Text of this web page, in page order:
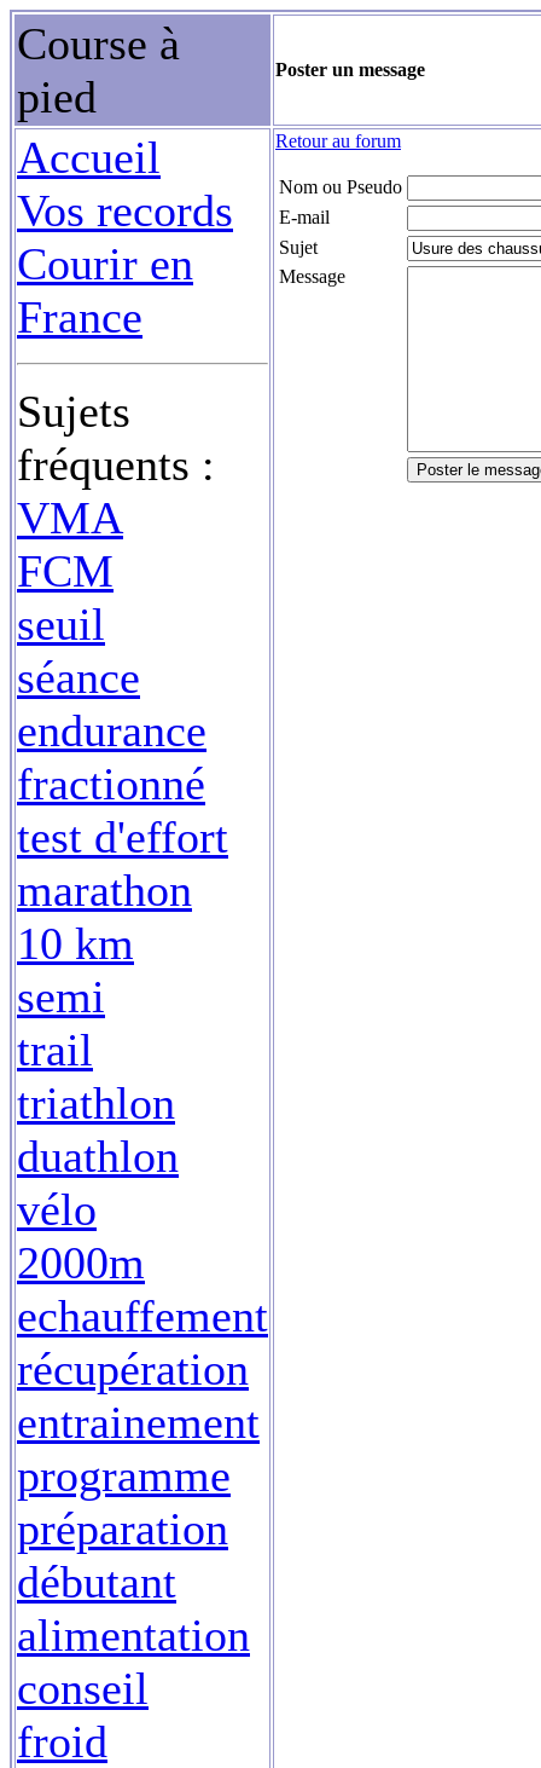
Course à
pied
Poster un message
Accueil
Vos records
Courir en
France
Sujets
fréquents :
VMA
FCM
seuil
séance
endurance
fractionné
test d'effort
marathon
10 km
semi
trail
triathlon
duathlon
vélo
2000m
echauffement
récupération
entrainement
programme
préparation
débutant
alimentation
conseil
froid
Retour au forum
Nom ou Pseudo
E-mail
Sujet
Message